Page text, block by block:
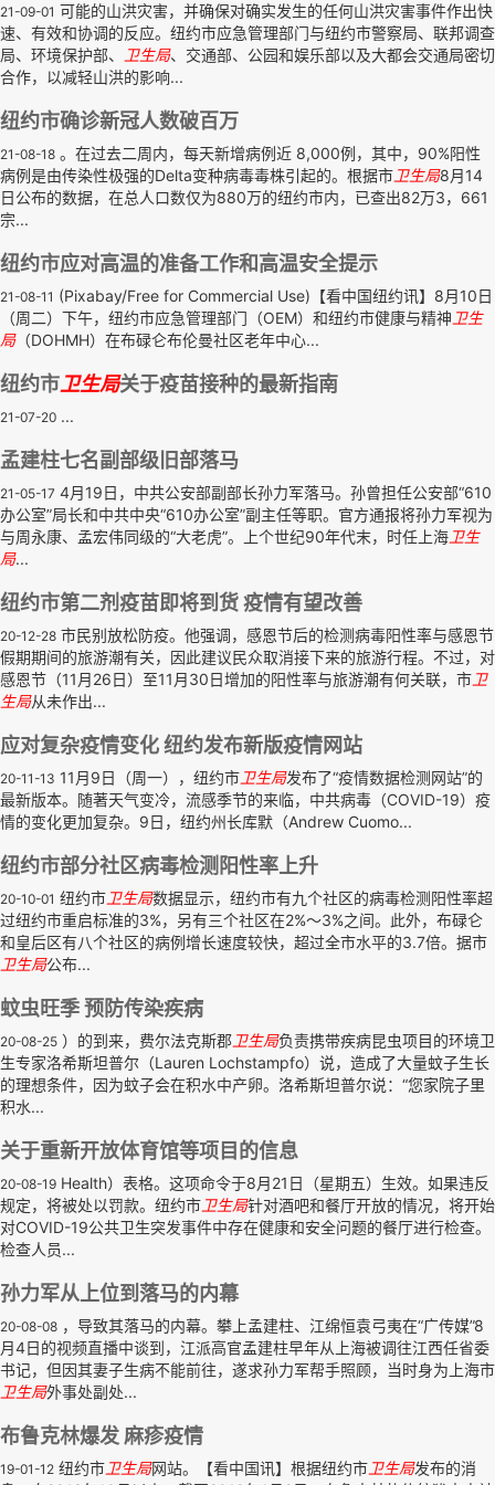
21-09-01 可能的山洪灾害，并确保对确实发生的任何山洪灾害事件作出快
速、有效和协调的反应。纽约市应急管理部门与纽约市警察局、联邦调查
局、环境保护部、
卫生局、交通部、公园和娱乐部以及大都会交通局密切
合作，以减轻山洪的影响...
纽约市确诊新冠人数破百万
21-08-18 。在过去二周内，每天新增病例近 8,000例，其中，90%阳性
病例是由传染性极强的Delta变种病毒毒株引起的。根据市 卫生局8月14
日公布的数据，在总人口数仅为880万的纽约市内，已查出82万3，661
宗...
纽约市应对高温的准备工作和高温安全提示
21-08-11 (Pixabay/Free for Commercial Use)【看中国纽约讯】8月10日
（周二）下午，纽约市应急管理部门（OEM）和纽约市健康与精神 卫生
局（DOHMH）在布碌仑布伦曼社区老年中心...
纽约市卫生局关于疫苗接种的最新指南
21-07-20 ...
孟建柱七名副部级旧部落马
21-05-17 4月19日，中共公安部副部长孙力军落马。孙曾担任公安部“610
办公室”局长和中共中央“610办公室”副主任等职。官方通报将孙力军视为
与周永康、孟宏伟同级的“大老虎”。上个世纪90年代末，时任上海 卫生
局...
纽约市第二剂疫苗即将到货 疫情有望改善
20-12-28 市民别放松防疫。他强调，感恩节后的检测病毒阳性率与感恩节
假期期间的旅游潮有关，因此建议民众取消接下来的旅游行程。不过，对
感恩节（11月26日）至11月30日增加的阳性率与旅游潮有何关联，市 卫
生局从未作出...
应对复杂疫情变化 纽约发布新版疫情网站
20-11-13 11月9日（周一），纽约市 卫生局发布了“疫情数据检测网站”的
最新版本。随著天气变冷，流感季节的来临，中共病毒（COVID-19）疫
情的变化更加复杂。9日，纽约州长库默（Andrew Cuomo...
纽约市部分社区病毒检测阳性率上升
20-10-01 纽约市 卫生局数据显示，纽约市有九个社区的病毒检测阳性率超
过纽约市重启标准的3%，另有三个社区在2%～3%之间。此外，布碌仑
和皇后区有八个社区的病例增长速度较快，超过全市水平的3.7倍。据市
卫生局公布...
蚊虫旺季 预防传染疾病
20-08-25 ）的到来，费尔法克斯郡 卫生局负责携带疾病昆虫项目的环境卫
生专家洛希斯坦普尔（Lauren Lochstampfo）说，造成了大量蚊子生长
的理想条件，因为蚊子会在积水中产卵。洛希斯坦普尔说：“您家院子里
积水...
关于重新开放体育馆等项目的信息
20-08-19 Health）表格。这项命令于8月21日（星期五）生效。如果违反
规定，将被处以罚款。纽约市 卫生局针对酒吧和餐厅开放的情况，将开始
对COVID-19公共卫生突发事件中存在健康和安全问题的餐厅进行检查。
检查人员...
孙力军从上位到落马的内幕
20-08-08 ，导致其落马的内幕。攀上孟建柱、江绵恒袁弓夷在“广传媒”8
月4日的视频直播中谈到，江派高官孟建柱早年从上海被调往江西任省委
书记，但因其妻子生病不能前往，遂求孙力军帮手照顾，当时身为上海市
卫生局外事处副处...
布鲁克林爆发 麻疹疫情
19-01-12 纽约市 卫生局网站。【看中国讯】根据纽约市 卫生局发布的消